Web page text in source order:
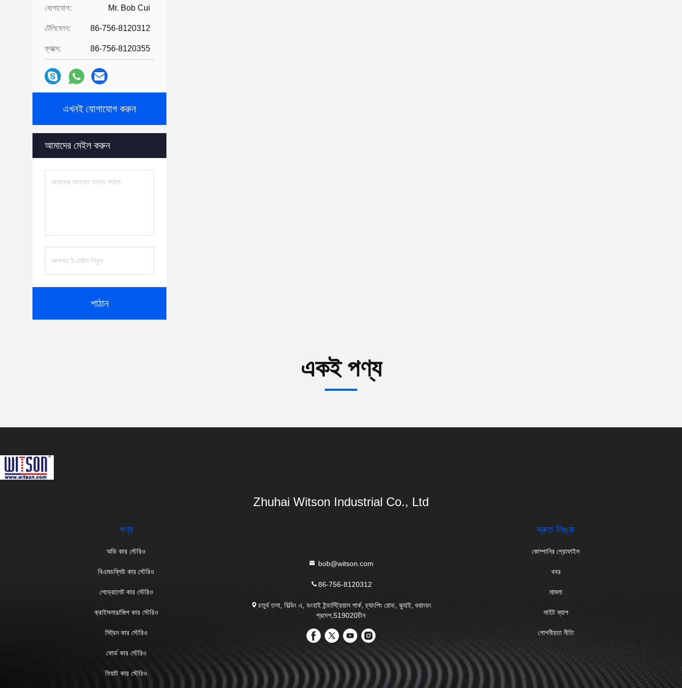
যোগাযোগ: Mr. Bob Cui
টেলিফোন: 86-756-8120312
ফ্যাক্স: 86-756-8120355
এখনই যোগাযোগ করুন
আমাদের মেইল ​​করুন
পাঠান
একই পণ্য
Zhuhai Witson Industrial Co., Ltd
পণ্য
অডি কার স্টেরিও
বিএমডব্লিউ কার স্টেরিও
শেভ্রোলেট কার স্টেরিও
ক্রাইসলার/জিপ কার স্টেরিও
সিট্রন কার স্টেরিও
ফোর্ড কার স্টেরিও
ফিয়াট কার স্টেরিও
bob@witson.com
86-756-8120312
চতুর্থ তলা, বিল্ডিং এ, ডংহাই ইন্ডাস্ট্রিয়াল পার্ক, চ্যাংপিং রোড, ঝুহাই, গুয়াংডং
প্রদেশ,519020চীন
দ্রুত লিঙ্ক
কোম্পানির প্রোফাইল
খবর
মামলা
সাইট ম্যাপ
গোপনীয়তা নীতি